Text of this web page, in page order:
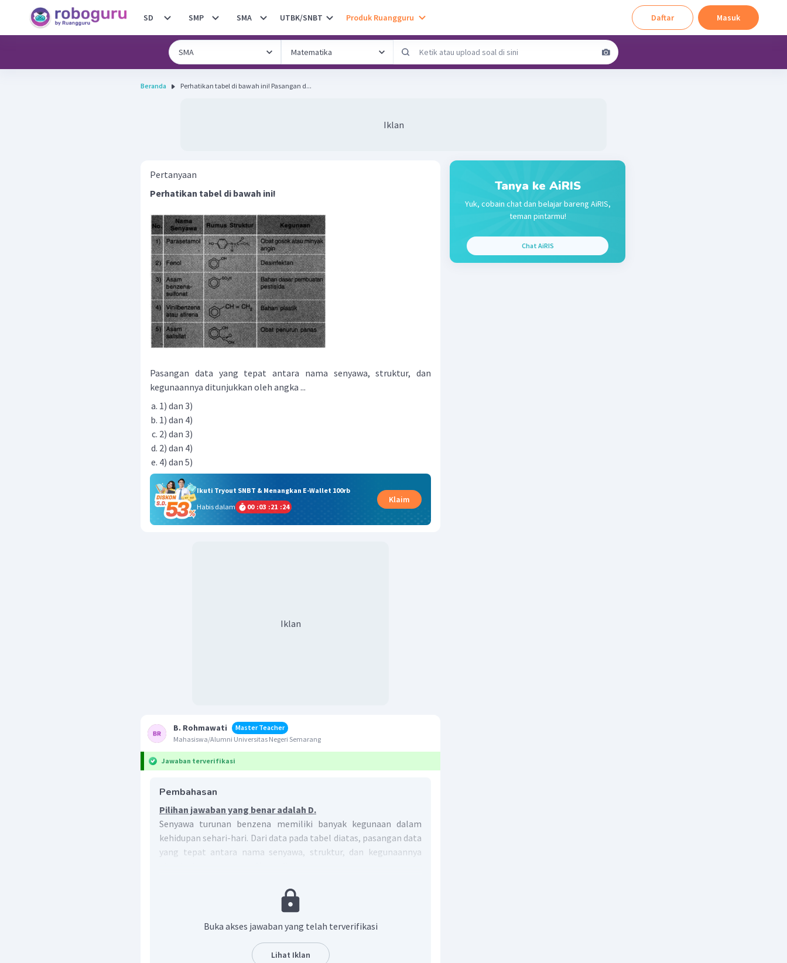
SD SMP SMA UTBK/SNBT Produk Ruangguru Daftar Masuk
Beranda Perhatikan tabel di bawah ini! Pasangan d...
Iklan
Pertanyaan
Perhatikan tabel di bawah ini!
Pasangan data yang tepat antara nama senyawa, struktur, dan
kegunaannya ditunjukkan oleh angka ...
1) dan 3)
1) dan 4)
2) dan 3)
2) dan 4)
4) dan 5)
Ikuti Tryout SNBT & Menangkan E-Wallet 100rb
Habis dalam
00 :03 :21 :24
Klaim
Iklan
B. Rohmawati
Master Teacher
Mahasiswa/Alumni Universitas Negeri Semarang
Jawaban terverifikasi
Pembahasan
Pilihan jawaban yang benar adalah D.
Senyawa turunan benzena memiliki banyak kegunaan dalam
kehidupan sehari-hari. Dari data pada tabel diatas, pasangan data
yang tepat antara nama senyawa, struktur, dan kegunaannya
kuman pada pembersih lantai, sedangkan stirena/vinil benzena
digunakan sebagai bahan dasar pembuatan plastik. Rumus
struktur dari fenol dan stirena adalah sebagai berikut.
Buka akses jawaban yang telah terverifikasi
Lihat Iklan
Tanya ke AiRIS
Yuk, cobain chat dan belajar bareng AiRIS,
teman pintarmu!
Chat AiRIS